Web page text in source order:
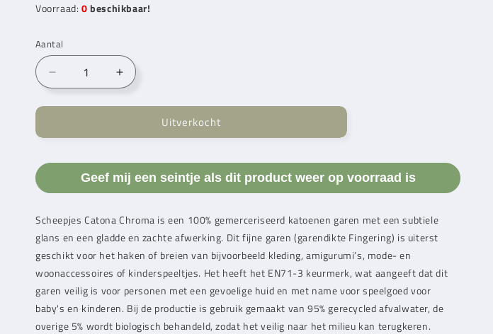
Voorraad: 0 beschikbaar!
Aantal
Aantal
verlagen
voor
Catona
Holly
(009)
Aantal
verhogen
voor
Scheepjes
Catona
Holly
50g
(009)
Uitverkocht
Geef mij een seintje als dit product weer op voorraad is
Scheepjes Catona Chroma is een 100% gemerceriseerd katoenen garen met een subtiele
glans en een gladde en zachte afwerking. Dit fijne garen (garendikte Fingering) is uiterst
geschikt voor het haken of breien van bijvoorbeeld kleding, amigurumi’s, mode- en
woonaccessoires of kinderspeeltjes. Het heeft het EN71-3 keurmerk, wat aangeeft dat dit
garen veilig is voor personen met een gevoelige huid en met name voor speelgoed voor
baby's en kinderen. Bij de productie is gebruik gemaakt van 95% gerecycled afvalwater, de
overige 5% wordt biologisch behandeld, zodat het veilig naar het milieu kan terugkeren.